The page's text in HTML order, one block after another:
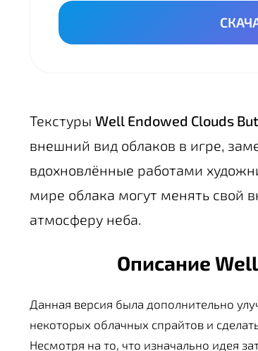
Текстуры Well Endowed Clouds
внешний вид облаков в игре,
вдохновлённые работами
мире облака могут менять свой
атмосферу неба.
Описание
Данная версия была дополнительно
некоторых облачных спрайтов и
Несмотря на то, что изначально идея